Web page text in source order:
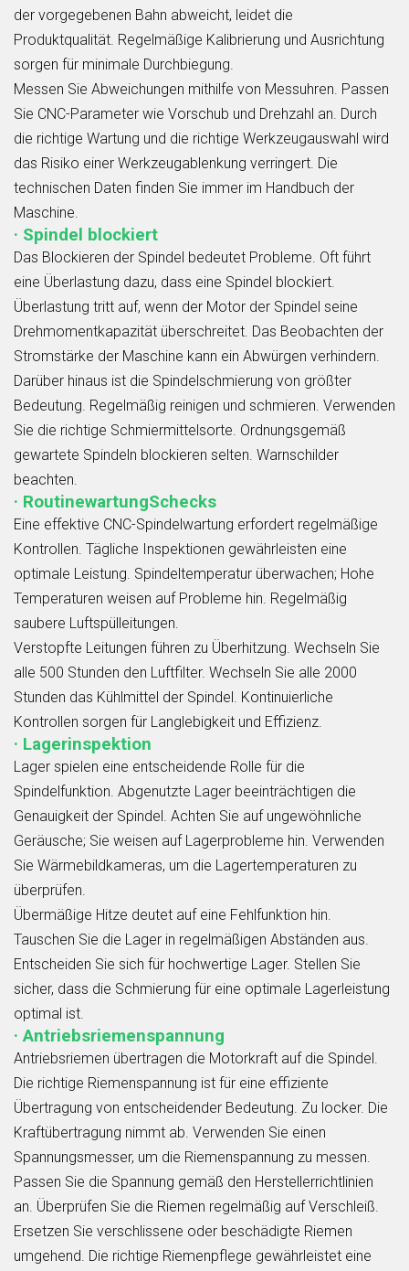
der vorgegebenen Bahn abweicht, leidet die
Produktqualität. Regelmäßige Kalibrierung und Ausrichtung
sorgen für minimale Durchbiegung.
Messen Sie Abweichungen mithilfe von Messuhren. Passen
Sie CNC-Parameter wie Vorschub und Drehzahl an. Durch
die richtige Wartung und die richtige Werkzeugauswahl wird
das Risiko einer Werkzeugablenkung verringert. Die
technischen Daten finden Sie immer im Handbuch der
Maschine.
· Spindel blockiert
Das Blockieren der Spindel bedeutet Probleme. Oft führt
eine Überlastung dazu, dass eine Spindel blockiert.
Überlastung tritt auf, wenn der Motor der Spindel seine
Drehmomentkapazität überschreitet. Das Beobachten der
Stromstärke der Maschine kann ein Abwürgen verhindern.
Darüber hinaus ist die Spindelschmierung von größter
Bedeutung. Regelmäßig reinigen und schmieren. Verwenden
Sie die richtige Schmiermittelsorte. Ordnungsgemäß
gewartete Spindeln blockieren selten. Warnschilder
beachten.
· RoutinewartungSchecks
Eine effektive CNC-Spindelwartung erfordert regelmäßige
Kontrollen. Tägliche Inspektionen gewährleisten eine
optimale Leistung. Spindeltemperatur überwachen; Hohe
Temperaturen weisen auf Probleme hin. Regelmäßig
saubere Luftspülleitungen.
Verstopfte Leitungen führen zu Überhitzung. Wechseln Sie
alle 500 Stunden den Luftfilter. Wechseln Sie alle 2000
Stunden das Kühlmittel der Spindel. Kontinuierliche
Kontrollen sorgen für Langlebigkeit und Effizienz.
· Lagerinspektion
Lager spielen eine entscheidende Rolle für die
Spindelfunktion. Abgenutzte Lager beeinträchtigen die
Genauigkeit der Spindel. Achten Sie auf ungewöhnliche
Geräusche; Sie weisen auf Lagerprobleme hin. Verwenden
Sie Wärmebildkameras, um die Lagertemperaturen zu
überprüfen.
Übermäßige Hitze deutet auf eine Fehlfunktion hin.
Tauschen Sie die Lager in regelmäßigen Abständen aus.
Entscheiden Sie sich für hochwertige Lager. Stellen Sie
sicher, dass die Schmierung für eine optimale Lagerleistung
optimal ist.
· Antriebsriemenspannung
Antriebsriemen übertragen die Motorkraft auf die Spindel.
Die richtige Riemenspannung ist für eine effiziente
Übertragung von entscheidender Bedeutung. Zu locker. Die
Kraftübertragung nimmt ab. Verwenden Sie einen
Spannungsmesser, um die Riemenspannung zu messen.
Passen Sie die Spannung gemäß den Herstellerrichtlinien
an. Überprüfen Sie die Riemen regelmäßig auf Verschleiß.
Ersetzen Sie verschlissene oder beschädigte Riemen
umgehend. Die richtige Riemenpflege gewährleistet eine